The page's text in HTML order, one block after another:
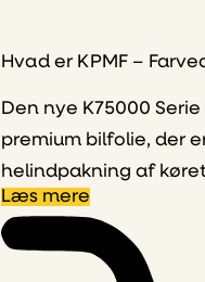
Hvad er KPMF –
Den nye K75000
premium bilfolie, der
helindpakning af
Læs mere